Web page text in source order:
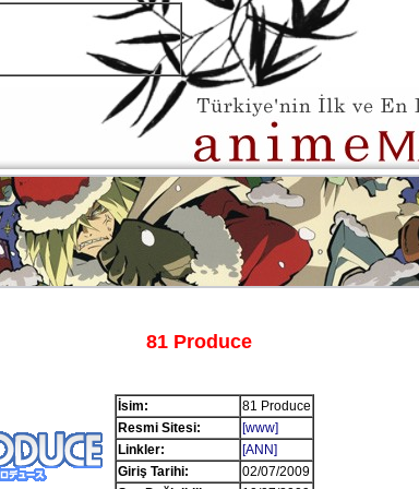
81 Produce
İsim:
81 Produce
Resmi Sitesi:
[www]
Linkler:
[ANN]
Giriş Tarihi:
02/07/2009